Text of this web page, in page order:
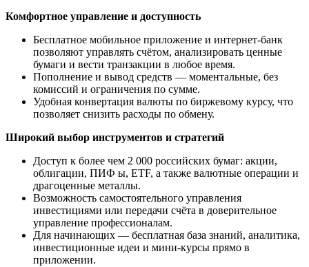
Комфортное управление и доступность
Бесплатное мобильное приложение и интернет-банк
позволяют управлять счётом, анализировать ценные
бумаги и вести транзакции в любое время.
Пополнение и вывод средств — моментальные, без
комиссий и ограничения по сумме.
Удобная конвертация валюты по биржевому курсу, что
позволяет снизить расходы по обмену.
Широкий выбор инструментов и стратегий
Доступ к более чем 2 000 российских бумаг: акции,
облигации, ПИФ ы, ETF, а также валютные операции и
драгоценные металлы.
Возможность самостоятельного управления
инвестициями или передачи счёта в доверительное
управление профессионалам.
Для начинающих — бесплатная база знаний, аналитика,
инвестиционные идеи и мини-курсы прямо в
приложении.